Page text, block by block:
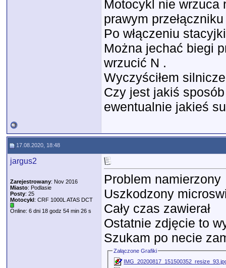
Motocykl nie wrzuca
prawym
Po włączeniu
Można jechać biegi
wrzucić N .
Wyczyściłem
Czy jest jakiś
ewentualnie jakieś
17.08.2020, 18:48
jargus2
Zarejestrowany: Nov 2016
Miasto: Podlasie
Posty: 25
Motocykl: CRF 1000L ATAS DCT
Online: 6 dni 18 godz 54 min 26 s
Problem namierzony
Uszkodzony
Cały czas zawierał
Ostatnie zdjęcie to
Szukam po necie
Załączone Grafiki